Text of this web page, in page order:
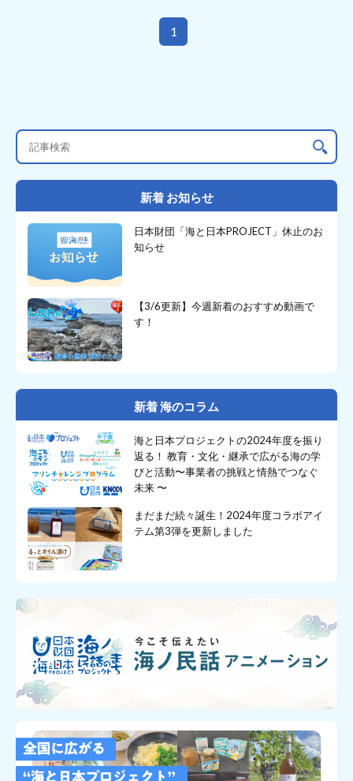
1
新着 お知らせ
日本財団「海と日本PROJECT」休止のお
知らせ
【3/6更新】今週新着のおすすめ動画で
す！
新着 海のコラム
海と日本プロジェクトの2024年度を振り
返る！ 教育・文化・継承で広がる海の学
びと活動〜事業者の挑戦と情熱でつなぐ
未来 〜
まだまだ続々誕生！2024年度コラボアイ
テム第3弾を更新しました